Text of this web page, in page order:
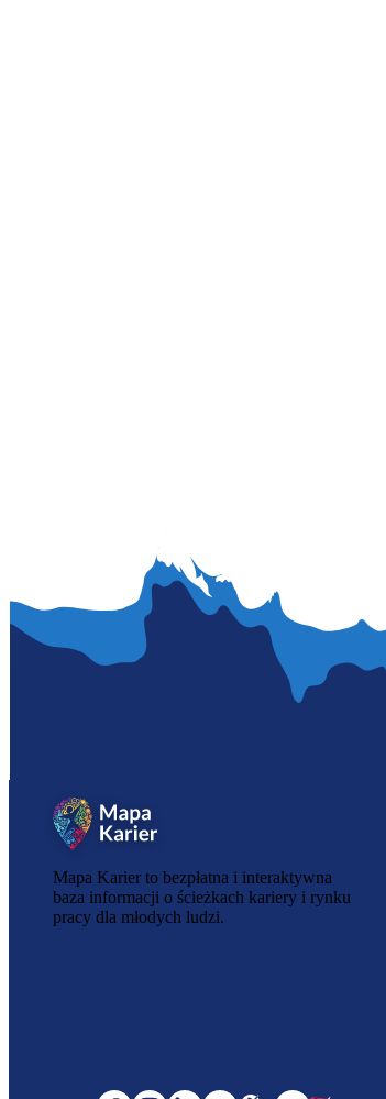
Mapa Karier to bezpłatna i interaktywna
baza informacji o ścieżkach kariery i rynku
pracy dla młodych ludzi.